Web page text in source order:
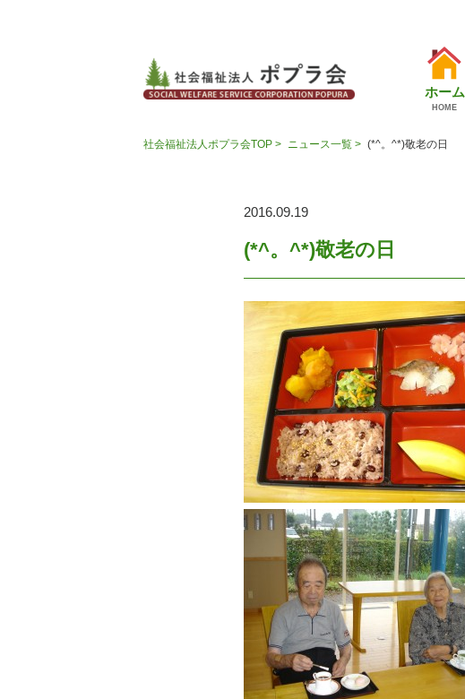
ホーム
HOME
社会福祉法人ポプラ会TOP > ニュース一覧 > (*^。^*)敬老の日
2016.09.19
(*^。^*)敬老の日